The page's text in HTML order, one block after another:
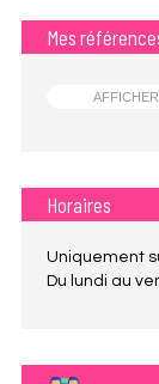
Mes
AFFICHER
Horaires
Uniquement
Du lundi au